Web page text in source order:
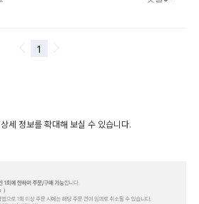
상세 정보를 확대해 보실 수 있습니다.